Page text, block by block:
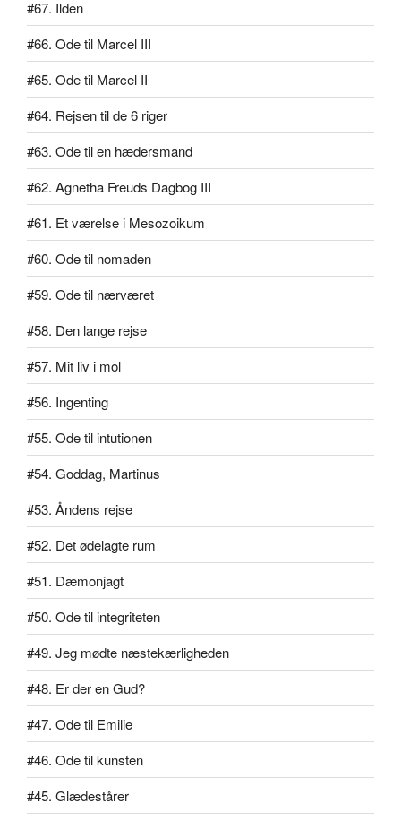
#67. Ilden
#66. Ode til Marcel III
#65. Ode til Marcel II
#64. Rejsen til de 6 riger
#63. Ode til en hædersmand
#62. Agnetha Freuds Dagbog III
#61. Et værelse i Mesozoikum
#60. Ode til nomaden
#59. Ode til nærværet
#58. Den lange rejse
#57. Mit liv i mol
#56. Ingenting
#55. Ode til intutionen
#54. Goddag, Martinus
#53. Åndens rejse
#52. Det ødelagte rum
#51. Dæmonjagt
#50. Ode til integriteten
#49. Jeg mødte næstekærligheden
#48. Er der en Gud?
#47. Ode til Emilie
#46. Ode til kunsten
#45. Glædestårer